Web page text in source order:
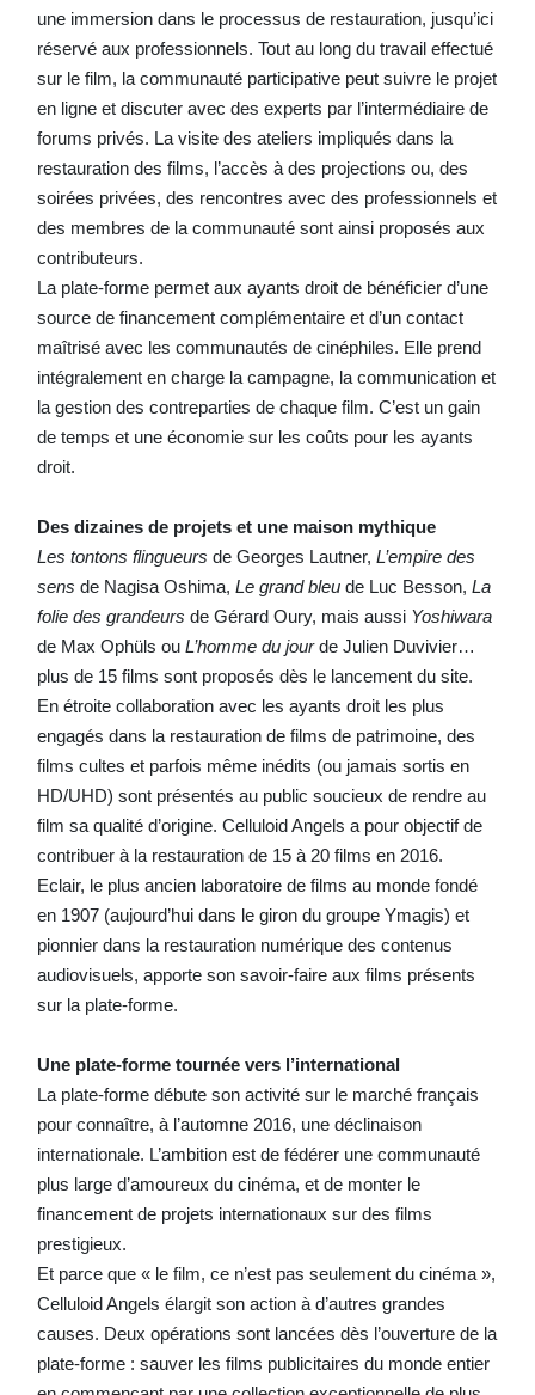
une immersion dans le processus de restauration, jusqu’ici
réservé aux professionnels. Tout au long du travail effectué
sur le film, la communauté participative peut suivre le projet
en ligne et discuter avec des experts par l’intermédiaire de
forums privés. La visite des ateliers impliqués dans la
restauration des films, l’accès à des projections ou, des
soirées privées, des rencontres avec des professionnels et
des membres de la communauté sont ainsi proposés aux
contributeurs.
La plate-forme permet aux ayants droit de bénéficier d’une
source de financement complémentaire et d’un contact
maîtrisé avec les communautés de cinéphiles. Elle prend
intégralement en charge la campagne, la communication et
la gestion des contreparties de chaque film. C’est un gain
de temps et une économie sur les coûts pour les ayants
droit.
Des dizaines de projets et une maison mythique
Les tontons flingueurs de Georges Lautner, L’empire des
sens de Nagisa Oshima, Le grand bleude Luc Besson, La
folie des grandeurs de Gérard Oury, mais aussi Yoshiwara
de Max Ophüls ou L’homme du jourde Julien Duvivier…
plus de 15 films sont proposés dès le lancement du site.
En étroite collaboration avec les ayants droit les plus
engagés dans la restauration de films de patrimoine, des
films cultes et parfois même inédits (ou jamais sortis en
HD/UHD) sont présentés au public soucieux de rendre au
film sa qualité d’origine. Celluloid Angels a pour objectif de
contribuer à la restauration de 15 à 20 films en 2016.
Eclair, le plus ancien laboratoire de films au monde fondé
en 1907 (aujourd’hui dans le giron du groupe Ymagis) et
pionnier dans la restauration numérique des contenus
audiovisuels, apporte son savoir-faire aux films présents
sur la plate-forme.
Une plate-forme tournée vers l’international
La plate-forme débute son activité sur le marché français
pour connaître, à l’automne 2016, une déclinaison
internationale. L’ambition est de fédérer une communauté
plus large d’amoureux du cinéma, et de monter le
financement de projets internationaux sur des films
prestigieux.
Et parce que « le film, ce n’est pas seulement du cinéma »,
Celluloid Angels élargit son action à d’autres grandes
causes. Deux opérations sont lancées dès l’ouverture de la
plate-forme : sauver les films publicitaires du monde entier